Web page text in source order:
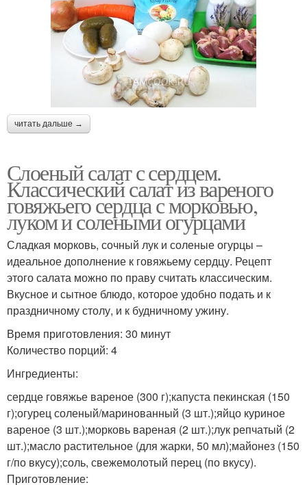
Острый салат Салат с красной
Салат с ветчиной
читать дальше →
Слоеный салат с сердцем.
Классический салат из вареного
говяжьего сердца с морковью,
луком и солеными огурцами
Сладкая морковь, сочный лук и соленые огурцы –
идеальное дополнение к говяжьему сердцу. Рецепт
этого салата можно по праву считать классическим.
Вкусное и сытное блюдо, которое удобно подать и к
праздничному столу, и к будничному ужину.
Время приготовления: 30 минут
Количество порций: 4
Ингредиенты:
сердце говяжье вареное (300 г);капуста пекинская (150
г);огурец соленый/маринованный (3 шт.);яйцо куриное
вареное (3 шт.);морковь вареная (2 шт.);лук репчатый (2
шт.);масло растительное (для жарки, 50 мл);майонез (150
г/по вкусу);соль, свежемолотый перец (по вкусу).
Приготовление: